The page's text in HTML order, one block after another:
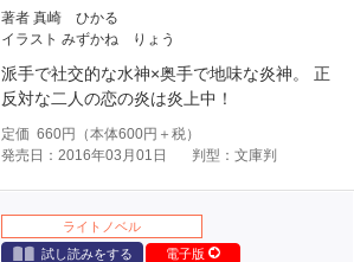
著者 真崎 ひかる
イラスト みずかね りょう
派手で社交的な水神×奥手で地味な炎神。 正
反対な二人の恋の炎は炎上中！
定価 660円（本体600円＋税）
発売日：2016年03月01日
判型：文庫判
ライトノベル
試し読みをする
電子版